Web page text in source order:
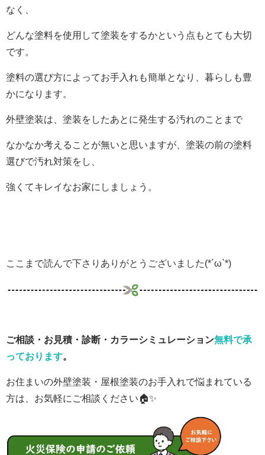
なく、
どんな塗料を使用して塗装をするかという点もとても大切
です。
塗料の選び方によってお手入れも簡単となり、暮らしも豊
かになります。
外壁塗装は、塗装をしたあとに発生する汚れのことまで
なかなか考えることが無いと思いますが、塗装の前の塗料
選びで汚れ対策をし、
強くてキレイなお家にしましょう。
ここまで読んで下さりありがとうございました(*´ω`*)
ご相談・お見積・診断・カラーシミュレーション無料で承
っております。
お住まいの外壁塗装・屋根塗装のお手入れで悩まれている
方は、お気軽にご相談ください🏠✨